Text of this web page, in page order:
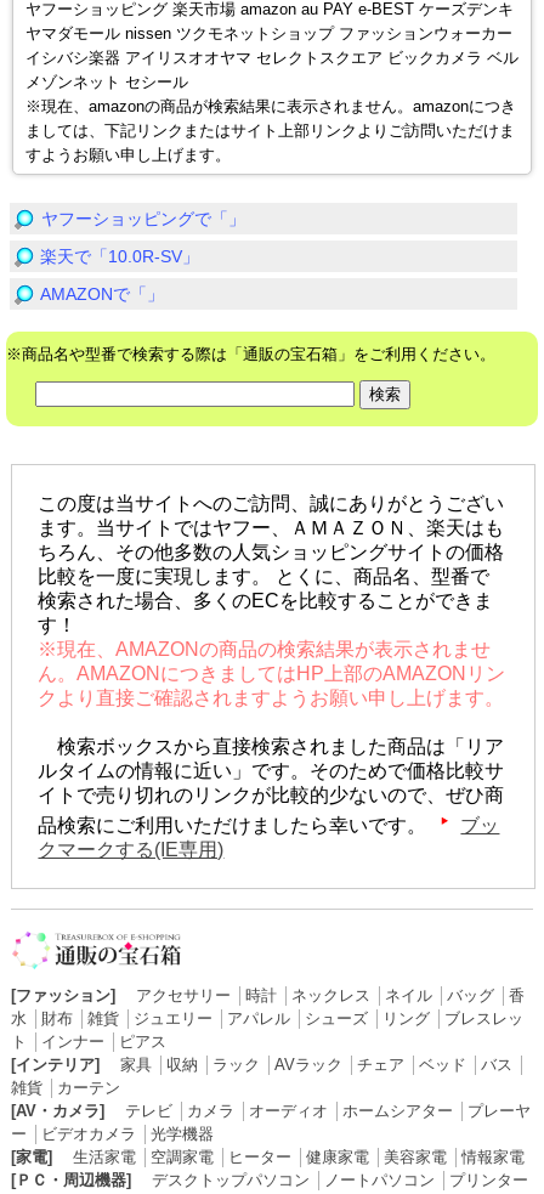
ヤフーショッピング 楽天市場 amazon au PAY e-BEST ケーズデンキ
ヤマダモール nissen ツクモネットショップ ファッションウォーカー
イシバシ楽器 アイリスオオヤマ セレクトスクエア ビックカメラ ベル
メゾンネット セシール
※現在、amazonの商品が検索結果に表示されません。amazonにつき
ましては、下記リンクまたはサイト上部リンクよりご訪問いただけま
すようお願い申し上げます。
ヤフーショッピングで「」
楽天で「10.0R-SV」
AMAZONで「」
※商品名や型番で検索する際は「通販の宝石箱」をご利用ください。
この度は当サイトへのご訪問、誠にありがとうござい
ます。当サイトではヤフー、ＡＭＡＺＯＮ、楽天はも
ちろん、その他多数の人気ショッピングサイトの価格
比較を一度に実現します。 とくに、商品名、型番で
検索された場合、多くのECを比較することができま
す！
※現在、AMAZONの商品の検索結果が表示されませ
ん。AMAZONにつきましてはHP上部のAMAZONリン
クより直接ご確認されますようお願い申し上げます。
検索ボックスから直接検索されました商品は「リア
ルタイムの情報に近い」です。そのためで価格比較サ
イトで売り切れのリンクが比較的少ないので、ぜひ商
品検索にご利用いただけましたら幸いです。
ブッ
クマークする(IE専用)
[ファッション] アクセサリー 時計│ ネックレス ネイル│ バッグ│ 香
水
財布│ 雑貨│ ジュエリー アパレル│ シューズ│ リング│ ブレスレッ
ト
インナー
ピアス
[インテリア]
家具│ 収納 ラック AVラック チェア ベッド バス
雑貨│ カーテン
[AV・カメラ]
テレビ│ カメラ オーディオ ホームシアター
プレーヤ
ー
ビデオカメラ
光学機器
[家電]
生活家電│ 空調家電│ ヒーター 健康家電│ 美容家電│情報家電
[ＰＣ・周辺機器]
デスクトップパソコン ノートパソコン
プリンター